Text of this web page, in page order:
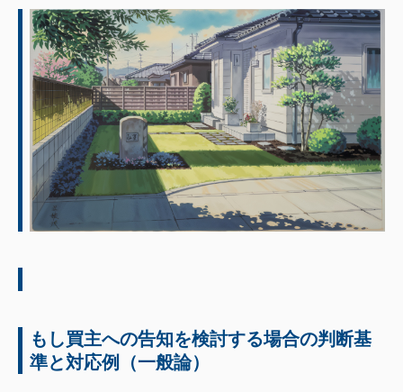
もし買主への告知を検討する場合の判断基
準と対応例（一般論）